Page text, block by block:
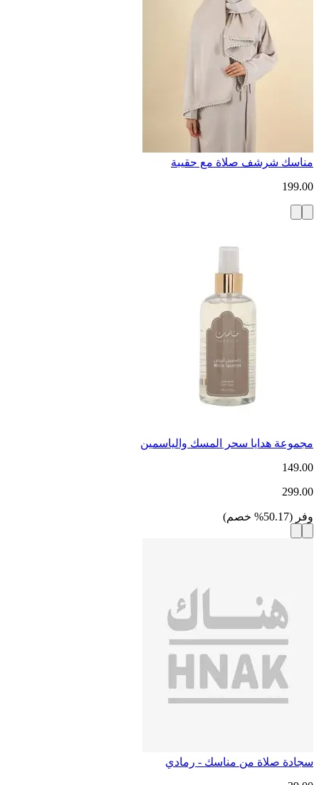
مناسك شرشف صلاة مع حقيبة
199.00
مجموعة هدايا سحر المسك والياسمين
149.00
299.00
وفر (
50.17
% خصم)
سجادة صلاة من مناسك - رمادي